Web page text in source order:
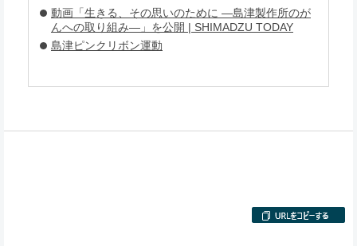
動画「生きる、その思いのために ―島津製作所のが
んへの取り組み―」を公開 | SHIMADZU TODAY
島津ピンクリボン運動